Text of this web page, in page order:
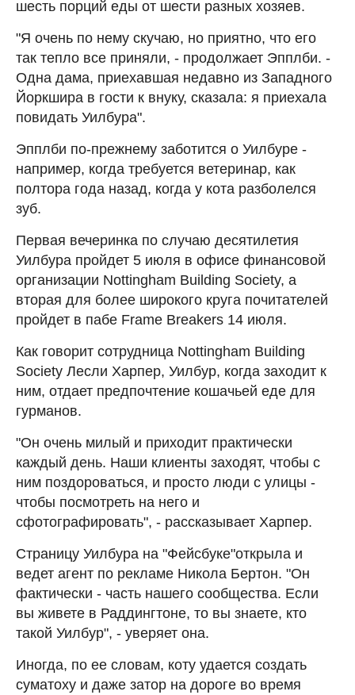
шесть порций еды от шести разных хозяев.
"Я очень по нему скучаю, но приятно, что его
так тепло все приняли, - продолжает Эпплби. -
Одна дама, приехавшая недавно из Западного
Йоркшира в гости к внуку, сказала: я приехала
повидать Уилбура".
Эпплби по-прежнему заботится о Уилбуре -
например, когда требуется ветеринар, как
полтора года назад, когда у кота разболелся
зуб.
Первая вечеринка по случаю десятилетия
Уилбура пройдет 5 июля в офисе финансовой
организации Nottingham Building Society, а
вторая для более широкого круга почитателей
пройдет в пабе Frame Breakers 14 июля.
Как говорит сотрудница Nottingham Building
Society Лесли Харпер, Уилбур, когда заходит к
ним, отдает предпочтение кошачьей еде для
гурманов.
"Он очень милый и приходит практически
каждый день. Наши клиенты заходят, чтобы с
ним поздороваться, и просто люди с улицы -
чтобы посмотреть на него и
сфотографировать", - рассказывает Харпер.
Страницу Уилбура на "Фейсбуке"открыла и
ведет агент по рекламе Никола Бертон. "Он
фактически - часть нашего сообщества. Если
вы живете в Раддингтоне, то вы знаете, кто
такой Уилбур", - уверяет она.
Иногда, по ее словам, коту удается создать
суматоху и даже затор на дороге во время